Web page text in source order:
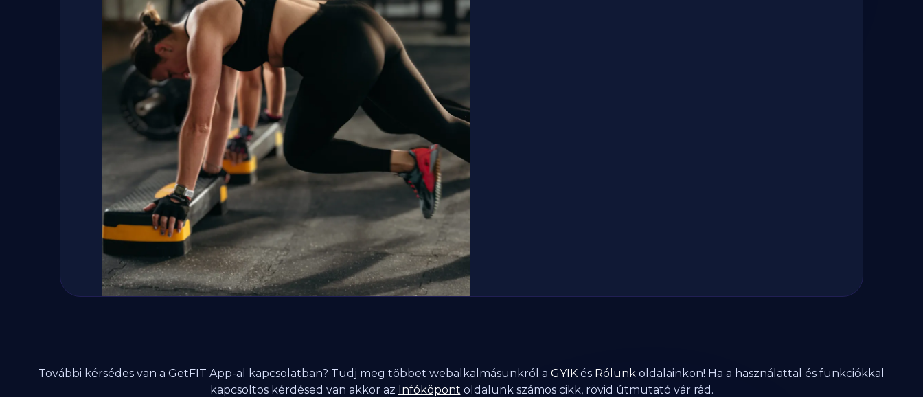
Fogyj, izmosodj te is a
GetFIT App-al!
Kalória és tápanyag terv, több száz recept, edzés vár rád appunkban
- kattints a gombra, rakjuk össze tervedet!
Kipróbálom az appot! →
További kérsédes van a GetFIT App-al kapcsolatban? Tudj meg többet webalkalmásunkról a GYIK és Rólunk oldalainkon! Ha a használattal és funkciókkal
kapcsoltos kérdésed van akkor az Infóköpont oldalunk számos cikk, rövid útmutató vár rád.